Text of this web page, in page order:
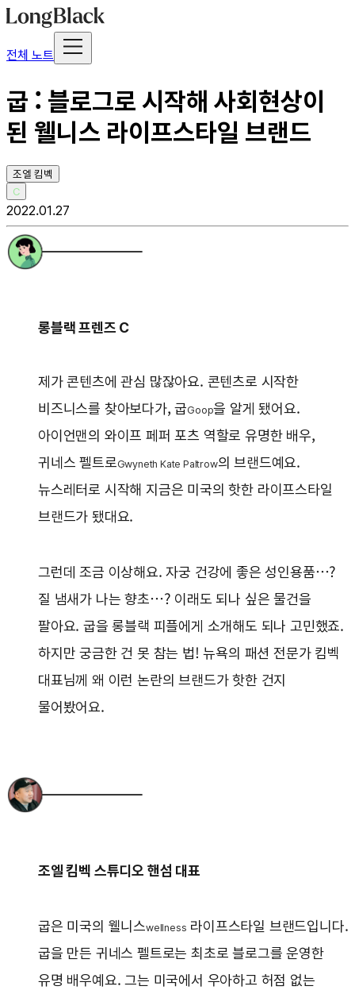
전체 노트
굽 : 블로그로 시작해 사회현상이
된 웰니스 라이프스타일 브랜드
조엘 킴벡
C
2022.01.27
롱블랙 프렌즈 C
제가 콘텐츠에 관심 많잖아요. 콘텐츠로 시작한
비즈니스를 찾아보다가, 굽Goop을 알게 됐어요.
아이언맨의 와이프 페퍼 포츠 역할로 유명한 배우,
귀네스 펠트로Gwyneth Kate Paltrow의 브랜드예요.
뉴스레터로 시작해 지금은 미국의 핫한 라이프스타일
브랜드가 됐대요.
그런데 조금 이상해요. 자궁 건강에 좋은 성인용품…?
질 냄새가 나는 향초…? 이래도 되나 싶은 물건을
팔아요. 굽을 롱블랙 피플에게 소개해도 되나 고민했죠.
하지만 궁금한 건 못 참는 법! 뉴욕의 패션 전문가 킴벡
대표님께 왜 이런 논란의 브랜드가 핫한 건지
물어봤어요.
조엘 킴벡 스튜디오 핸섬 대표
굽은 미국의 웰니스wellness 라이프스타일 브랜드입니다.
굽을 만든 귀네스 펠트로는 최초로 블로그를 운영한
유명 배우예요. 그는 미국에서 우아하고 허점 없는